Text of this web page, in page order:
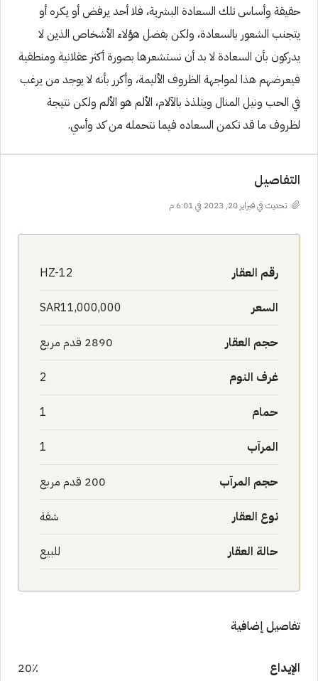
حقيقة وأساس تلك السعادة البشرية، فلا أحد يرفض أو يكره أو
يتجنب الشعور بالسعادة، ولكن بفضل هؤلاء الأشخاص الذين لا
يدركون بأن السعادة لا بد أن نستشعرها بصورة أكثر عقلانية ومنطقية
فيعرضهم هذا لمواجهة الظروف الأليمة، وأكرر بأنه لا يوجد من يرغب
في الحب ونيل المنال ويتلذذ بالآلام، الألم هو الألم ولكن نتيجة
لظروف ما قد تكمن السعاده فيما نتحمله من كد وأسي.
التفاصيل
تحديث في فبراير 20, 2023 في 6:01 م
رقم العقار HZ-12
السعر SAR11,000,000
حجم العقار 2890 قدم مربع
غرف النوم 2
حمام 1
المرآب 1
حجم المرآب 200 قدم مربع
نوع العقار شقة
حالة العقار للبيع
تفاصيل إضافية
الإيداع 20٪